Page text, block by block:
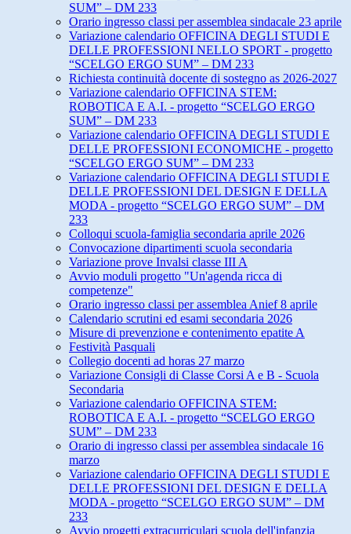
SUM” – DM 233
Orario ingresso classi per assemblea sindacale 23 aprile
Variazione calendario OFFICINA DEGLI STUDI E
DELLE PROFESSIONI NELLO SPORT - progetto
“SCELGO ERGO SUM” – DM 233
Richiesta continuità docente di sostegno as 2026-2027
Variazione calendario OFFICINA STEM:
ROBOTICA E A.I. - progetto “SCELGO ERGO
SUM” – DM 233
Variazione calendario OFFICINA DEGLI STUDI E
DELLE PROFESSIONI ECONOMICHE - progetto
“SCELGO ERGO SUM” – DM 233
Variazione calendario OFFICINA DEGLI STUDI E
DELLE PROFESSIONI DEL DESIGN E DELLA
MODA - progetto “SCELGO ERGO SUM” – DM
233
Colloqui scuola-famiglia secondaria aprile 2026
Convocazione dipartimenti scuola secondaria
Variazione prove Invalsi classe III A
Avvio moduli progetto "Un'agenda ricca di
competenze"
Orario ingresso classi per assemblea Anief 8 aprile
Calendario scrutini ed esami secondaria 2026
Misure di prevenzione e contenimento epatite A
Festività Pasquali
Collegio docenti ad horas 27 marzo
Variazione Consigli di Classe Corsi A e B - Scuola
Secondaria
Variazione calendario OFFICINA STEM:
ROBOTICA E A.I. - progetto “SCELGO ERGO
SUM” – DM 233
Orario di ingresso classi per assemblea sindacale 16
marzo
Variazione calendario OFFICINA DEGLI STUDI E
DELLE PROFESSIONI DEL DESIGN E DELLA
MODA - progetto “SCELGO ERGO SUM” – DM
233
Avvio progetti extracurriculari scuola dell'infanzia